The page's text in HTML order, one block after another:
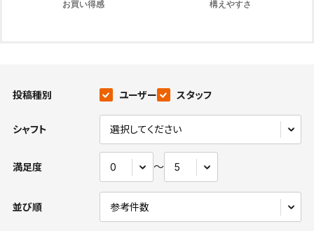
投稿種別 ユーザー スタッフ
シャフト
満足度 〜
並び順